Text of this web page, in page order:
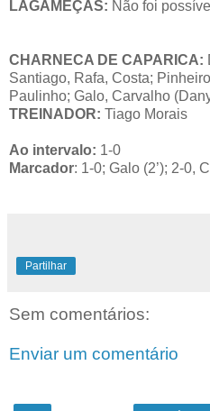
LAGAMEÇAS: Não foi
CHARNECA DE CAPARICA:
Santiago, Rafa, Costa;
Paulinho; Galo, Carvalho
TREINADOR: Tiago Morais
Ao intervalo: 1-0
Marcador: 1-0; Galo (2’); 2-0,
Partilhar
Sem comentários:
Enviar um comentário